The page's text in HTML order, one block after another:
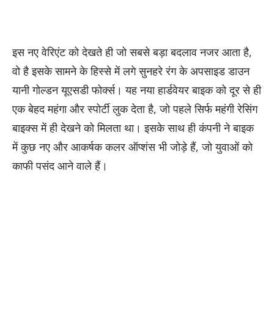
इस नए वेरिएंट को देखते ही जो सबसे बड़ा बदलाव नजर आता है,
वो है इसके सामने के हिस्से में लगे सुनहरे रंग के अपसाइड डाउन
यानी गोल्डन यूएसडी फोर्क्स। यह नया हार्डवेयर बाइक को दूर से ही
एक बेहद महंगा और स्पोर्टी लुक देता है, जो पहले सिर्फ महंगी रेसिंग
बाइक्स में ही देखने को मिलता था। इसके साथ ही कंपनी ने बाइक
में कुछ नए और आकर्षक कलर ऑप्शंस भी जोड़े हैं, जो युवाओं को
काफी पसंद आने वाले हैं।